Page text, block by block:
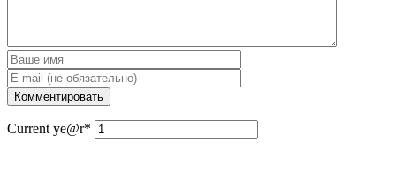
Current ye@r*